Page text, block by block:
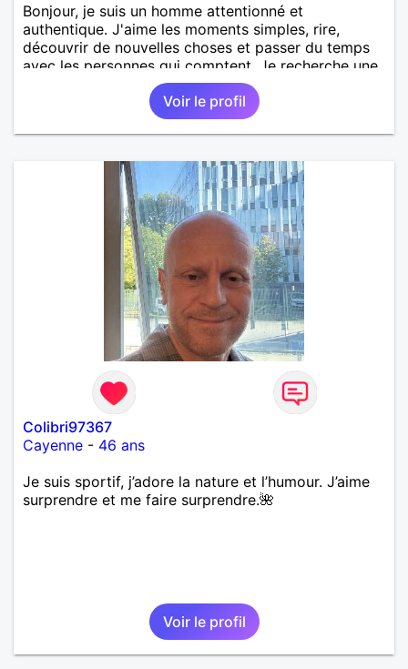
Bonjour, je suis un homme attentionné et
authentique. J'aime les moments simples, rire,
découvrir de nouvelles choses et passer du temps
avec les personnes qui comptent. Je recherche une
relation sérieuse, basée sur le respect, la confiance
et la complicité. Au plaisir de faire connaissance.
Voir le profil
Colibri97367
Cayenne - 46 ans
Je suis sportif, j’adore la nature et l’humour. J’aime
surprendre et me faire surprendre.🌺
Voir le profil